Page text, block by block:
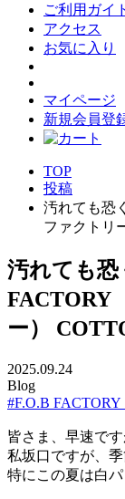
ご利用ガイ
アクセス
お気に入り
マイページ
新規会員登
TOP
投稿
汚れても恐
ファクトリ
汚れても恐
FACTORY
ー）
2025.09.24
Blog
#F.O.B
皆さま、早速で
私坂口ですが、
特にこの夏は白